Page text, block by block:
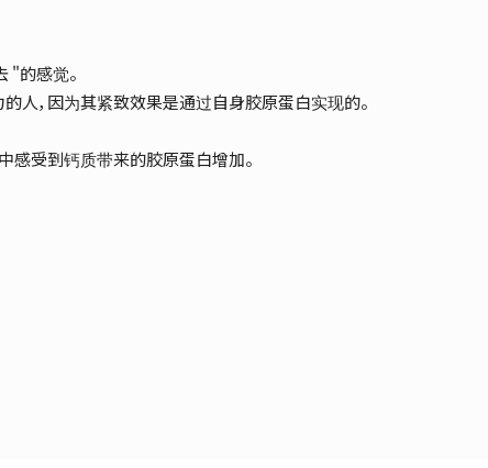
"的感觉。
人，因为其紧致效果是通过自身胶原蛋白实现的。
感受到钙质带来的胶原蛋白增加。